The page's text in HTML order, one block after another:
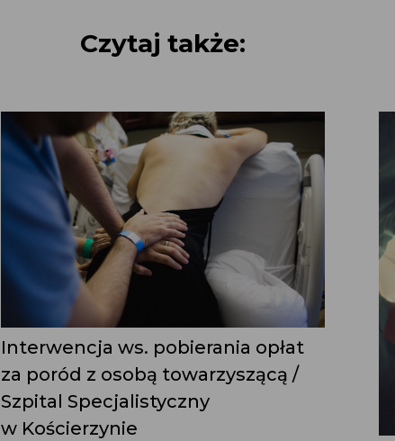
Czytaj także:
Interwencja ws. pobierania opłat
za poród z osobą towarzyszącą /
Szpital Specjalistyczny
w Kościerzynie